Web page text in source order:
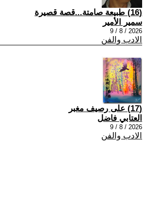
(16) طبيعة صامتة...قصة قصيرة
سمير الأمير
2026 / 8 / 9
الادب والفن
(17) على رصيف مغبر
العتابي فاضل
2026 / 8 / 9
الادب والفن